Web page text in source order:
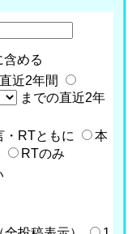
含める
直近2年間
までの直近2年
・RTともに
本
RTのみ